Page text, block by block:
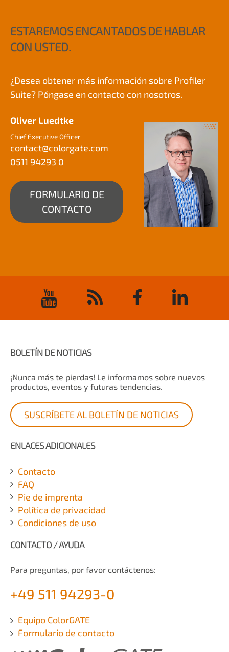
ESTAREMOS ENCANTADOS DE HABLAR
CON USTED.
¿Desea obtener más información sobre Profiler
Suite? Póngase en contacto con nosotros.
Oliver Luedtke
Chief Executive Officer
contact@colorgate.com
0511 94293 0
FORMULARIO DE
CONTACTO
BOLETÍN DE NOTICIAS
¡Nunca más te pierdas! Le informamos sobre nuevos
productos, eventos y futuras tendencias.
SUSCRÍBETE AL BOLETÍN DE NOTICIAS
ENLACES ADICIONALES
Contacto
FAQ
Pie de imprenta
Política de privacidad
Condiciones de uso
CONTACTO / AYUDA
Para preguntas, por favor contáctenos:
+49 511 94293-0
Equipo ColorGATE
Formulario de contacto